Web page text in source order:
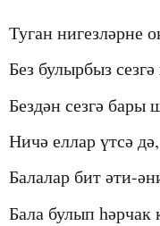
Туган нигезләрне
Без булырбыз
Бездән сезгә бары
Ничә еллар үтсә
Балалар бит әти-
Бала булып һәрчак